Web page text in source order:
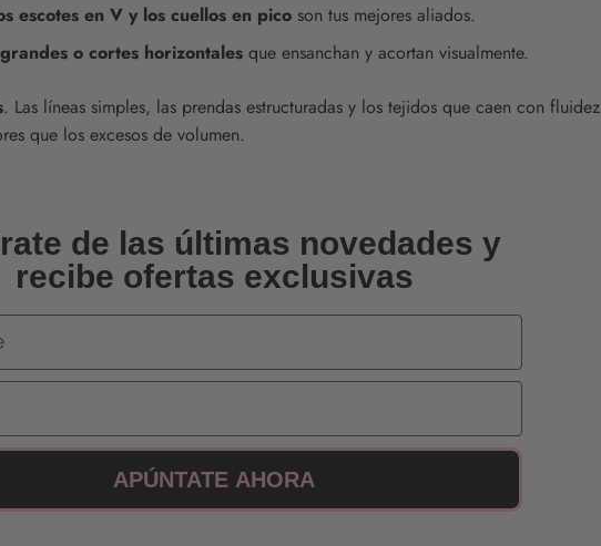
escotes en V y los cuellos en pico son tus mejores aliados.
o cortes horizontales que ensanchan y acortan visualmente.
. Las líneas simples, las prendas estructuradas y los tejidos que caen con fluidez
que los excesos de volumen.
de las últimas novedades y
recibe ofertas exclusivas
APÚNTATE AHORA